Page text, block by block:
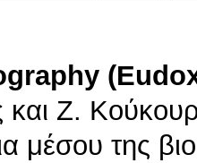
Ζ.
μέσου της